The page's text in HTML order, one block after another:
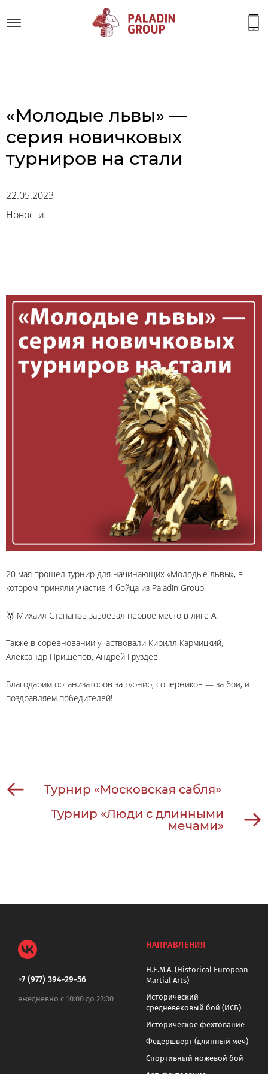
«Молодые львы» —
серия новичковых
турниров на стали
22.05.2023
Новости
20 мая прошел турнир для начинающих «Молодые львы», в
котором приняли участие 4 бойца из Paladin Group.
🥇 Михаил Степанов завоевал первое место в лиге А.
Также в соревновании участвовали Кирилл Кармицкий,
Александр Прищепов, Андрей Груздев.
Благодарим организаторов за турнир, соперников — за бои, и
поздравляем победителей!
Турнир «Московская сабля»
Турнир «Люди с длинными
мечами»
+7 (977) 394-29-56
ежедневно с 10:00 до 22:00
НАПРАВЛЕНИЯ
H.E.M.A. (Historical European
Martial Arts)
Исторический
средневековый бой (ИСБ)
Историческое фехтование
Федершверт (длинный меч)
Спортивный ножевой бой